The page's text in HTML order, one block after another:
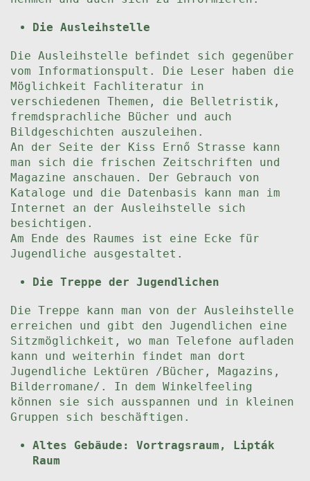
Die Ausleihstelle
Die Ausleihstelle befindet sich gegenüber
vom Informationspult. Die Leser haben die
Möglichkeit Fachliteratur in
verschiedenen Themen, die Belletristik,
fremdsprachliche Bücher und auch
Bildgeschichten auszuleihen.
An der Seite der Kiss Ernő Strasse kann
man sich die frischen Zeitschriften und
Magazine anschauen. Der Gebrauch von
Kataloge und die Datenbasis kann man im
Internet an der Ausleihstelle sich
besichtigen.
Am Ende des Raumes ist eine Ecke für
Jugendliche ausgestaltet.
Die Treppe der Jugendlichen
Die Treppe kann man von der Ausleihstelle
erreichen und gibt den Jugendlichen eine
Sitzmöglichkeit, wo man Telefone aufladen
kann und weiterhin findet man dort
Jugendliche Lektüren /Bücher, Magazins,
Bilderromane/. In dem Winkelfeeling
können sie sich ausspannen und in kleinen
Gruppen sich beschäftigen.
Altes Gebäude: Vortragsraum, Lipták
Raum